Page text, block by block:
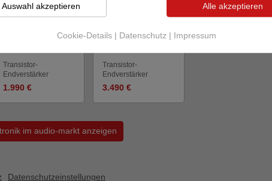
LittleBIG Power
Transistor-
Endverstärker
1.990 €
Makroaudio
PROxium Power
Transistor-
Endverstärker
3.490 €
im audio-markt anzeigen
Datenschutzeinstellungen
Cookie-Details | Datenschutz | Impressum
Auswahl akzeptieren Alle akzeptieren